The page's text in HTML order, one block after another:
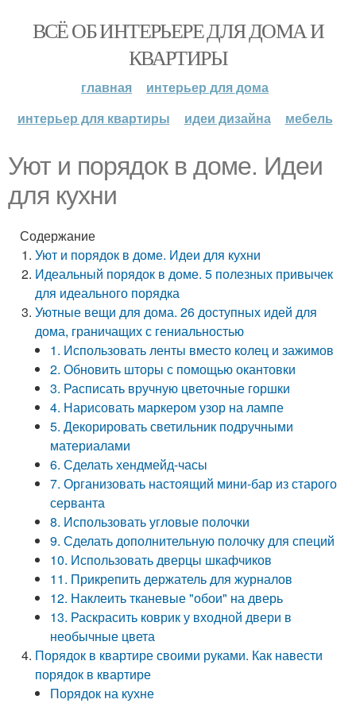
ВСЁ ОБ ИНТЕРЬЕРЕ ДЛЯ ДОМА И
КВАРТИРЫ
главная
интерьер для дома
интерьер для квартиры
идеи дизайна мебель
Уют и порядок в доме. Идеи
для кухни
Содержание
Уют и порядок в доме. Идеи для кухни
Идеальный порядок в доме. 5 полезных привычек
для идеального порядка
Уютные вещи для дома. 26 доступных идей для
дома, граничащих с гениальностью
1. Использовать ленты вместо колец и зажимов
2. Обновить шторы с помощью окантовки
3. Расписать вручную цветочные горшки
4. Нарисовать маркером узор на лампе
5. Декорировать светильник подручными
материалами
6. Сделать хендмейд-часы
7. Организовать настоящий мини-бар из старого
серванта
8. Использовать угловые полочки
9. Сделать дополнительную полочку для специй
10. Использовать дверцы шкафчиков
11. Прикрепить держатель для журналов
12. Наклеить тканевые "обои" на дверь
13. Раскрасить коврик у входной двери в
необычные цвета
Порядок в квартире своими руками. Как навести
порядок в квартире
Порядок на кухне